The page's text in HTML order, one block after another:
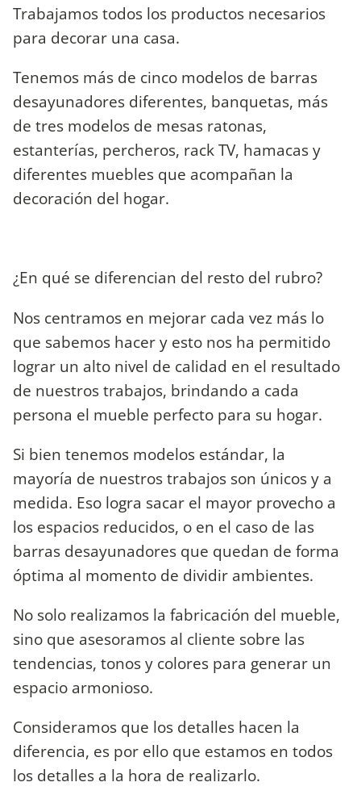
Trabajamos todos los productos necesarios
para decorar una casa.
Tenemos más de cinco modelos de barras
desayunadores diferentes, banquetas, más
de tres modelos de mesas ratonas,
estanterías, percheros, rack TV, hamacas y
diferentes muebles que acompañan la
decoración del hogar.
¿En qué se diferencian del resto del rubro?
Nos centramos en mejorar cada vez más lo
que sabemos hacer y esto nos ha permitido
lograr un alto nivel de calidad en el resultado
de nuestros trabajos, brindando a cada
persona el mueble perfecto para su hogar.
Si bien tenemos modelos estándar, la
mayoría de nuestros trabajos son únicos y a
medida. Eso logra sacar el mayor provecho a
los espacios reducidos, o en el caso de las
barras desayunadores que quedan de forma
óptima al momento de dividir ambientes.
No solo realizamos la fabricación del mueble,
sino que asesoramos al cliente sobre las
tendencias, tonos y colores para generar un
espacio armonioso.
Consideramos que los detalles hacen la
diferencia, es por ello que estamos en todos
los detalles a la hora de realizarlo.